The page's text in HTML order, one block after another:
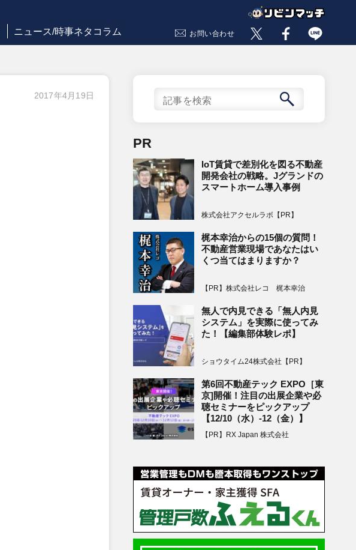
ニュース/時事ネタコラム お問い合わせ
2017年4月19日
PR
IoT賃貸で差別化を図る不動産
開発会社の戦略。Jグランドの
スマートホーム導入事例
株式会社アクセルラボ【PR】
梶本幸治からの15個の質問！
不動産営業現場であなたはい
くつ当てはまりますか？
【PR】株式会社レコ 梶本幸治
無人で内見できる「無人内見
システム」を実際に使ってみ
た！【編集部体験レポ】
ショウタイム24株式会社【PR】
第6回不動産テック EXPO［東
京]開催！注目の出展企業や必
聴セミナーをピックアップ
【12/10（水）-12（金）】
【PR】RX Japan 株式会社